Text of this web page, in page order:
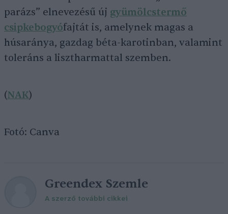
parázs” elnevezésű új gyümölcstermő
csipkebogyófajtát is, amelynek magas a
húsaránya, gazdag béta-karotinban, valamint
toleráns a lisztharmattal szemben.
(NAK)
Fotó: Canva
Greendex Szemle
A szerző további cikkei